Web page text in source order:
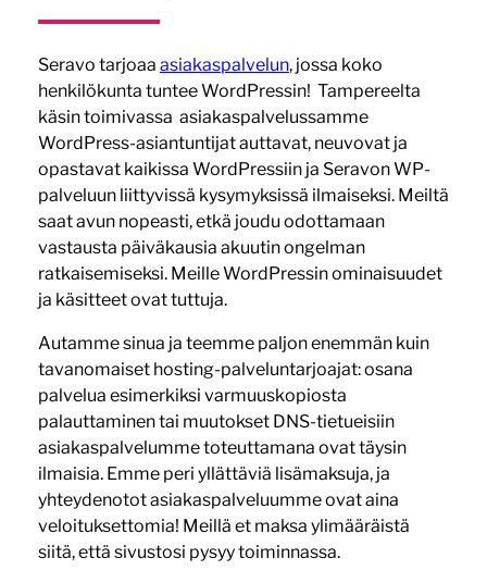
Seravo tarjoaa asiakaspalvelun, jossa koko
henkilökunta tuntee WordPressin! Tampereelta
käsin toimivassa asiakaspalvelussamme
WordPress-asiantuntijat auttavat, neuvovat ja
opastavat kaikissa WordPressiin ja Seravon WP-
palveluun liittyvissä kysymyksissä ilmaiseksi. Meiltä
saat avun nopeasti, etkä joudu odottamaan
vastausta päiväkausia akuutin ongelman
ratkaisemiseksi. Meille WordPressin ominaisuudet
ja käsitteet ovat tuttuja.
Autamme sinua ja teemme paljon enemmän kuin
tavanomaiset hosting-palveluntarjoajat: osana
palvelua esimerkiksi varmuuskopiosta
palauttaminen tai muutokset DNS-tietueisiin
asiakaspalvelumme toteuttamana ovat täysin
ilmaisia. Emme peri yllättäviä lisämaksuja, ja
yhteydenotot asiakaspalveluumme ovat aina
veloituksettomia! Meillä et maksa ylimääräistä
siitä, että sivustosi pysyy toiminnassa.